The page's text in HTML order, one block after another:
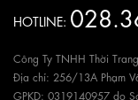
HOTLINE:
Công Ty TNHH Thời
Địa chỉ: 256/13A Phạm
GPKD: 0319140957 do